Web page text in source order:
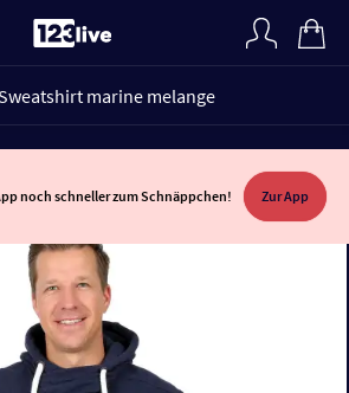
marine melange
noch schneller zum Schnäppchen! Zur App